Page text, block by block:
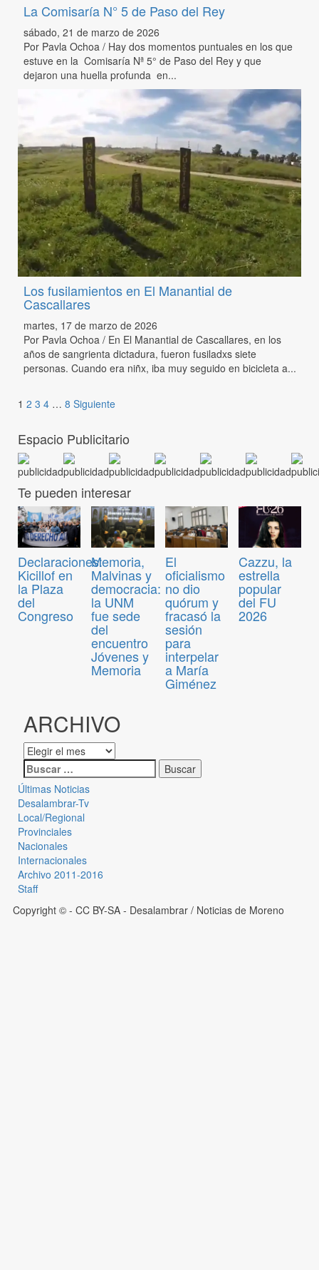
La Comisaría N° 5 de Paso del Rey
sábado, 21 de marzo de 2026
Por Pavla Ochoa / Hay dos momentos puntuales en los que
estuve en la Comisaría Nª 5° de Paso del Rey y que
dejaron una huella profunda en...
Los fusilamientos en El Manantial de
Cascallares
martes, 17 de marzo de 2026
Por Pavla Ochoa / En El Manantial de Cascallares, en los
años de sangrienta dictadura, fueron fusiladxs siete
personas. Cuando era niñx, iba muy seguido en bicicleta a...
1 2 3 4 … 8 Siguiente
Espacio Publicitario
Te pueden interesar
Declaraciones:
Kicillof en
la Plaza
del
Congreso
Memoria,
Malvinas y
democracia:
la UNM
fue sede
del
encuentro
Jóvenes y
Memoria
El
oficialismo
no dio
quórum y
fracasó la
sesión
para
interpelar
a María
Giménez
Cazzu, la
estrella
popular
del FU
2026
ARCHIVO
Últimas Noticias
Desalambrar-Tv
Local/Regional
Provinciales
Nacionales
Internacionales
Archivo 2011-2016
Staff
Copyright © - CC BY-SA - Desalambrar / Noticias de Moreno